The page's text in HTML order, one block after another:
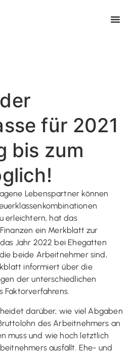
für 2021
bis zum
Lebenspartner können
erleichtern, hat das
ein Merkblatt zur
Jahr 2022 bei Ehegatten
beide Arbeitnehmer sind,
informiert über die
der unterschiedlichen
Faktorverfahrens.
darüber, wie viel Abgaben
des Arbeitnehmers an
muss und wie hoch letztlich
ausfällt. Ehe- und